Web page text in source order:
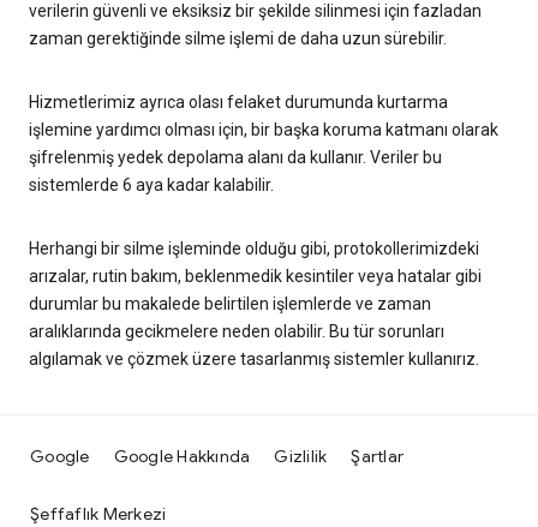
verilerin güvenli ve eksiksiz bir şekilde silinmesi için fazladan
zaman gerektiğinde silme işlemi de daha uzun sürebilir.
Hizmetlerimiz ayrıca olası felaket durumunda kurtarma
işlemine yardımcı olması için, bir başka koruma katmanı olarak
şifrelenmiş yedek depolama alanı da kullanır. Veriler bu
sistemlerde 6 aya kadar kalabilir.
Herhangi bir silme işleminde olduğu gibi, protokollerimizdeki
arızalar, rutin bakım, beklenmedik kesintiler veya hatalar gibi
durumlar bu makalede belirtilen işlemlerde ve zaman
aralıklarında gecikmelere neden olabilir. Bu tür sorunları
algılamak ve çözmek üzere tasarlanmış sistemler kullanırız.
Google Google Hakkında Gizlilik Şartlar
Şeffaflık Merkezi